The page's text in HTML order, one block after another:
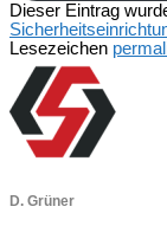
Dieser Eintrag
Lesezeichen
D. Grüner